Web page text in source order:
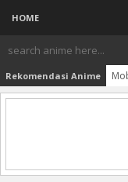
HOME
Rekomendasi Anime